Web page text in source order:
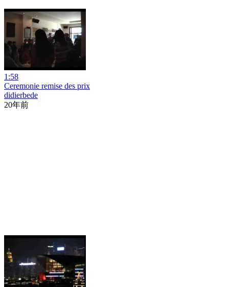
1:58
Ceremonie remise des prix
didierbede
20年前